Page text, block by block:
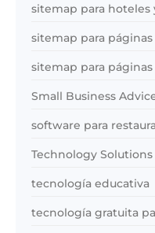
sitemap para hoteles
sitemap para
sitemap para
Small Business
software para
Technology Solutions
tecnología educativa
tecnología gratuita